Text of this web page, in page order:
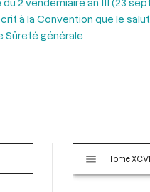
du 2 vendémiaire an III (23
à la Convention que le
Sûreté générale
s
Tome